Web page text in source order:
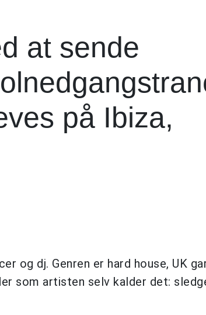
at sende
på Ibiza,
og dj. Genren er hard house, UK
som artisten selv kalder det: